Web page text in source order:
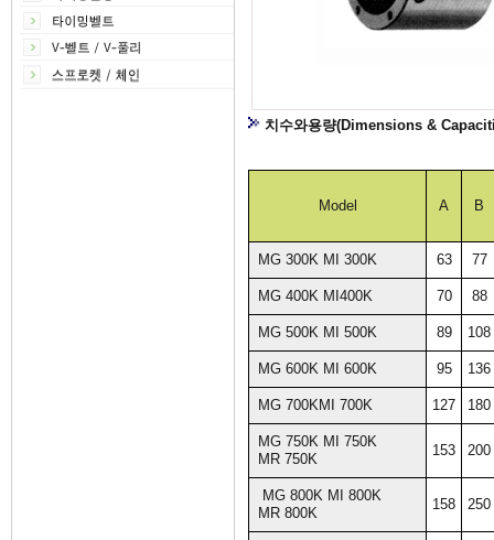
치수와용량(Dimensions &
Model A B
MG 300K MI 300K 63 77
MG 400K MI400K 70 88
MG 500K MI 500K 89 108
MG 600K MI 600K 95 136
MG 700KMI 700K 127 180
MG 750K MI 750K
MR 750K
153 200
MG 800K MI 800K
MR 800K
158 250